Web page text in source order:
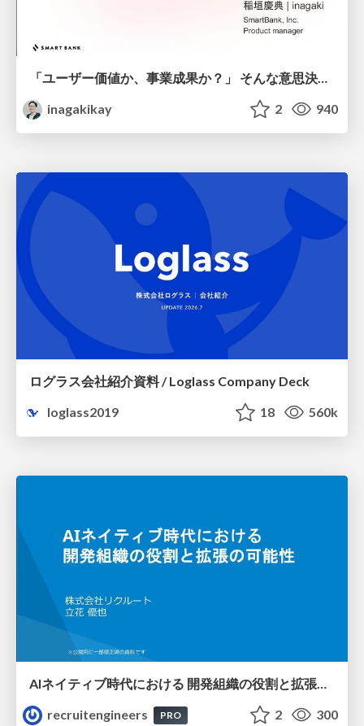
「ユーザー価値か、事業成果か？」 そんな意思決定で悩む前に PMがやるべきこと
inagakikay
2 940
ログラス会社紹介資料 / Loglass Company Deck
loglass2019
18 560k
AIネイティブ時代における 開発組織の役割と拡張の可能性
recruitengineers
PRO 2 300